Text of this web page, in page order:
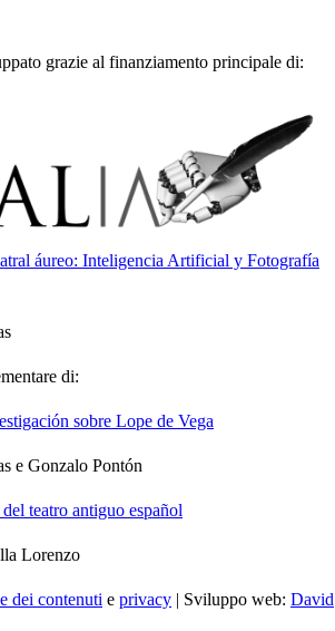
grazie al finanziamento principale di:
áureo: Inteligencia Artificial y Fotografía
di:
sobre Lope de Vega
e Gonzalo Pontón
teatro antiguo español
Lorenzo
dei contenuti e privacy | Sviluppo web: David